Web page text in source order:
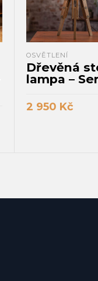
OSVĚTLENÍ
Dřevěná
lampa –
2 950 Kč